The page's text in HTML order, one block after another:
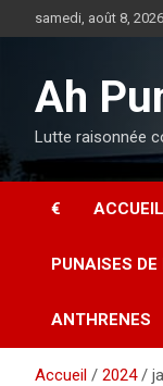
au
samedi, août 8, 2026
Ah
Lutte raisonnée
€ ACCUEIL
PUNAISES DE
ANTHRENES
Accueil 2024